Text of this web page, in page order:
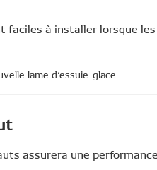
faciles à installer lorsque
lame d’essuie-glace
assurera une